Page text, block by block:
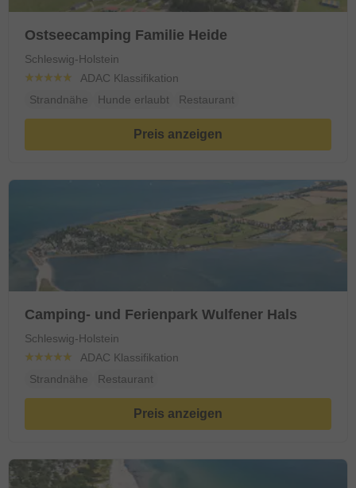
Ostseecamping Familie Heide
Schleswig-Holstein
ADAC Klassifikation
Strandnähe
Hunde erlaubt Restaurant
Preis anzeigen
Camping- und Ferienpark Wulfener Hals
Schleswig-Holstein
ADAC Klassifikation
Strandnähe
Restaurant
Preis anzeigen